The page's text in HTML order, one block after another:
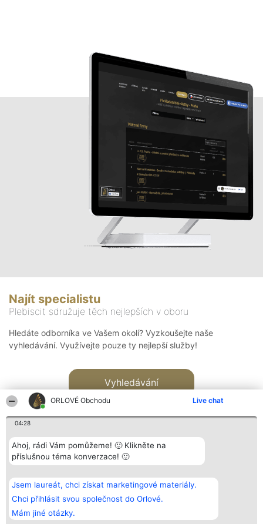
ORLOVÉ Obchodu Live chat
04:28
Ahoj, rádi Vám pomůžeme! 🙂 Klikněte na
příslušnou téma konverzace! 🙂
Jsem laureát, chci získat marketingové materiály.
Chci přihlásit svou společnost do Orlové.
Mám jiné otázky.
Najít specialistu
Plebiscit sdružuje těch nejlepších v oboru
Hledáte odborníka ve Vašem okolí? Vyzkoušejte naše
vyhledávání. Využívejte pouze ty nejlepší služby!
Vyhledávání
Bright Side Solutions sp. z o.
o. sp. k.
ul. Ruska 22
Wrocław 50-079
KRS 0000749100 | Regon
381313360 | NIP 8943132676
Vítězové
Seznam všech
laureátů
Zásady
Zásady
Kontakt